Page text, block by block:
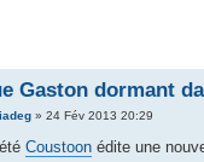
Gaston dormant
» 24 Fév 2013 20:29
Coustoon édite une